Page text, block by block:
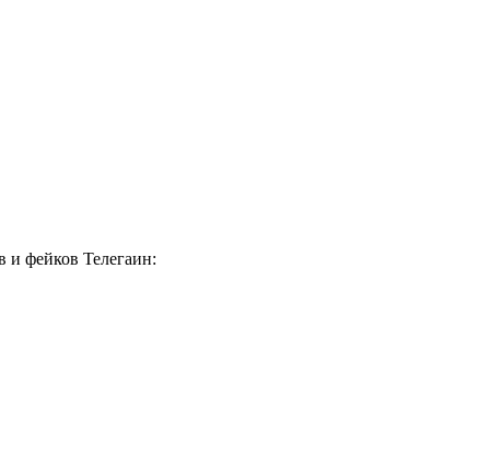
и фейков Телегаин: